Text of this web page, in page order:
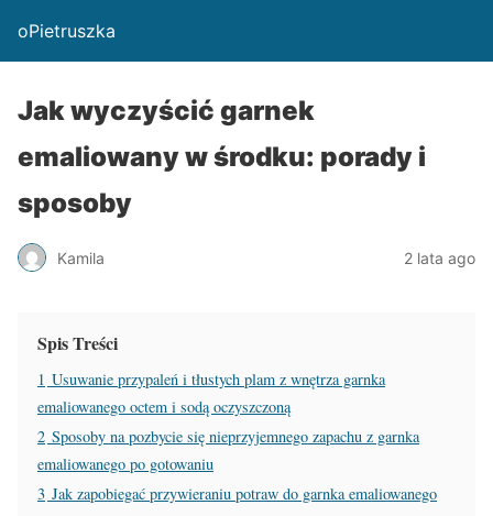
oPietruszka
Jak wyczyścić garnek
emaliowany w środku: porady i
sposoby
Kamila 2 lata ago
Spis Treści
1 Usuwanie przypaleń i tłustych plam z wnętrza garnka
emaliowanego octem i sodą oczyszczoną
2 Sposoby na pozbycie się nieprzyjemnego zapachu z garnka
emaliowanego po gotowaniu
3 Jak zapobiegać przywieraniu potraw do garnka emaliowanego